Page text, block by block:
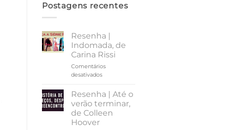
Postagens recentes
Resenha |
Indomada, de
Carina Rissi
Comentários
desativadosem
Indomada,
de
Carina
Resenha | Até o
verão terminar,
de Colleen
Hoover